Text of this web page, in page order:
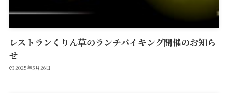
レストランくりん草のランチバイキング開催のお知ら
せ
2025年5月26日